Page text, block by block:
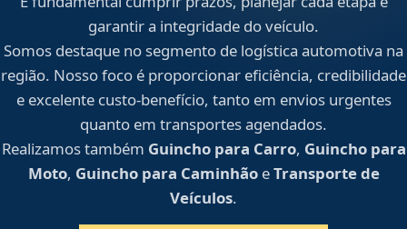
garantir a integridade do veículo.
Somos destaque no segmento de logística automotiva na
região. Nosso foco é proporcionar eficiência, credibilidade
e excelente custo-benefício, tanto em envios urgentes
quanto em transportes agendados.
Realizamos também Guincho para Carro, Guincho para
Moto, Guincho para CaminhãoeTransporte de
Veículos.